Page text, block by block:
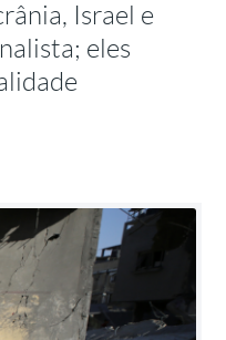
Israel e
eles